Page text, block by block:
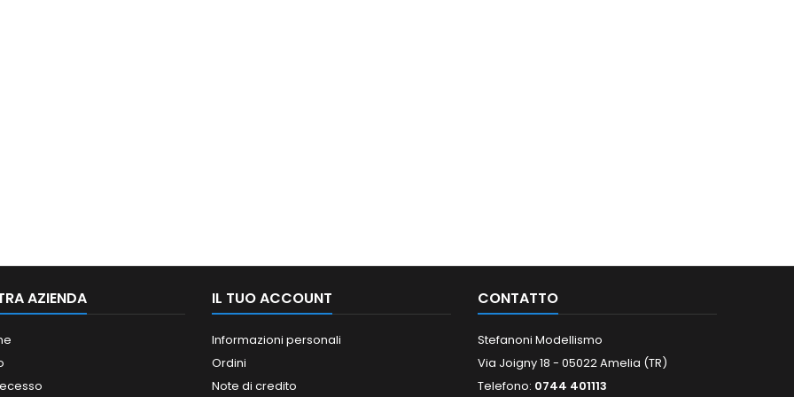
AZIENDA IL TUO ACCOUNT
Informazioni personali
Ordini
Note di credito
CONTATTO
Stefanoni Modellismo
Via Joigny 18 - 05022 Amelia (TR)
Telefono: 0744 401113